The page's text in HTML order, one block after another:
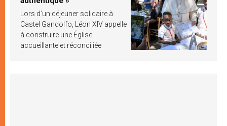
Lors d’un déjeuner solidaire à
Castel Gandolfo, Léon XIV appelle
à construire une Église
accueillante et réconciliée